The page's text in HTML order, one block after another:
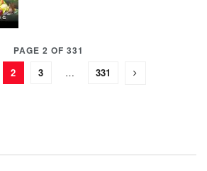
PAGE 2 OF 331
2 3 … 331